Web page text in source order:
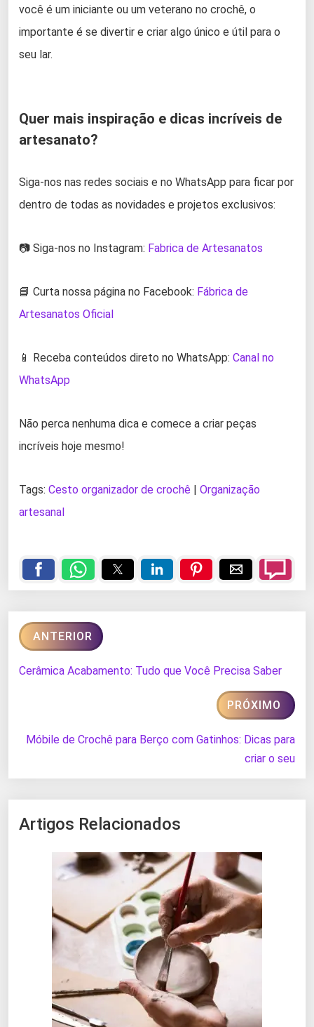
você é um iniciante ou um veterano no crochê, o
importante é se divertir e criar algo único e útil para o
seu lar.
Quer mais inspiração e dicas incríveis de
artesanato?
Siga-nos nas redes sociais e no WhatsApp para ficar por
dentro de todas as novidades e projetos exclusivos:
📷 Siga-nos no Instagram: Fabrica de Artesanatos
📘 Curta nossa página no Facebook: Fábrica de
Artesanatos Oficial
📱 Receba conteúdos direto no WhatsApp: Canal no
WhatsApp
Não perca nenhuma dica e comece a criar peças
incríveis hoje mesmo!
Tags: Cesto organizador de crochê
Organização
artesanal
ANTERIOR
Cerâmica Acabamento: Tudo que Você Precisa Saber
PRÓXIMO
Móbile de Crochê para Berço com Gatinhos: Dicas para
criar o seu
Artigos Relacionados